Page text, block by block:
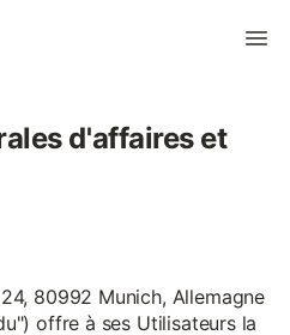
d'affaires et
80992 Munich, Allemagne
offre à ses Utilisateurs la